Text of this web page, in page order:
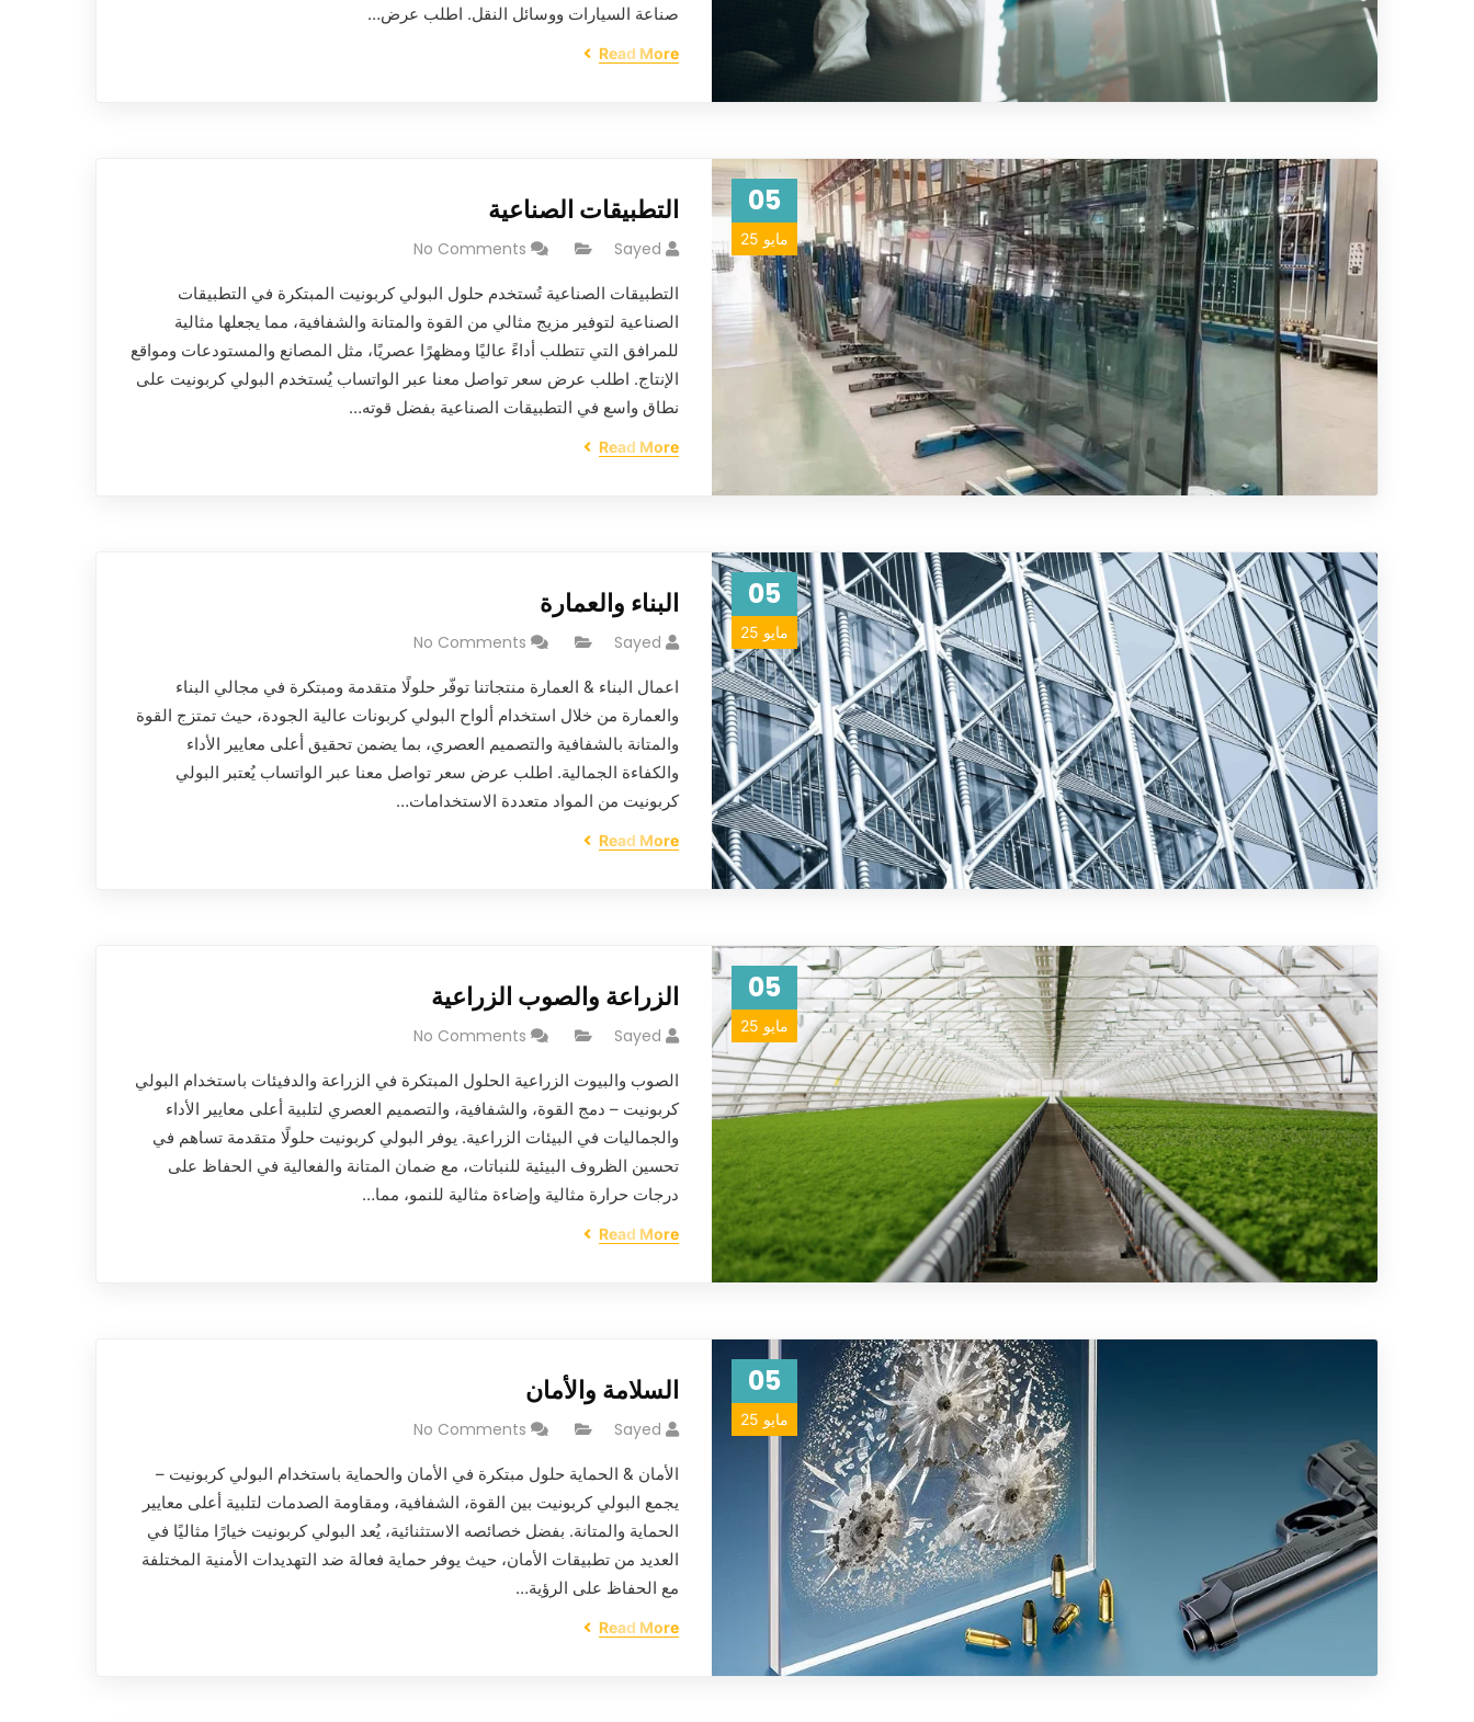
صناعة السيارات ووسائل النقل. اطلب عرض…
Read More
05
مايو 25
التطبيقات الصناعية
Sayed
No Comments
التطبيقات الصناعية تُستخدم حلول البولي كربونيت المبتكرة في التطبيقات
الصناعية لتوفير مزيج مثالي من القوة والمتانة والشفافية، مما يجعلها مثالية
للمرافق التي تتطلب أداءً عاليًا ومظهرًا عصريًا، مثل المصانع والمستودعات ومواقع
الإنتاج. اطلب عرض سعر تواصل معنا عبر الواتساب يُستخدم البولي كربونيت على
نطاق واسع في التطبيقات الصناعية بفضل قوته…
Read More
05
مايو 25
البناء والعمارة
Sayed
No Comments
اعمال البناء & العمارة منتجاتنا توفّر حلولًا متقدمة ومبتكرة في مجالي البناء
والعمارة من خلال استخدام ألواح البولي كربونات عالية الجودة، حيث تمتزج القوة
والمتانة بالشفافية والتصميم العصري، بما يضمن تحقيق أعلى معايير الأداء
والكفاءة الجمالية. اطلب عرض سعر تواصل معنا عبر الواتساب يُعتبر البولي
كربونيت من المواد متعددة الاستخدامات…
Read More
05
مايو 25
الزراعة والصوب الزراعية
Sayed
No Comments
الصوب والبيوت الزراعية الحلول المبتكرة في الزراعة والدفيئات باستخدام البولي
كربونيت – دمج القوة، والشفافية، والتصميم العصري لتلبية أعلى معايير الأداء
والجماليات في البيئات الزراعية. يوفر البولي كربونيت حلولًا متقدمة تساهم في
تحسين الظروف البيئية للنباتات، مع ضمان المتانة والفعالية في الحفاظ على
درجات حرارة مثالية وإضاءة مثالية للنمو، مما…
Read More
05
مايو 25
السلامة والأمان
Sayed
No Comments
الأمان & الحماية حلول مبتكرة في الأمان والحماية باستخدام البولي كربونيت –
يجمع البولي كربونيت بين القوة، الشفافية، ومقاومة الصدمات لتلبية أعلى معايير
الحماية والمتانة. بفضل خصائصه الاستثنائية، يُعد البولي كربونيت خيارًا مثاليًا في
العديد من تطبيقات الأمان، حيث يوفر حماية فعالة ضد التهديدات الأمنية المختلفة
مع الحفاظ على الرؤية…
Read More